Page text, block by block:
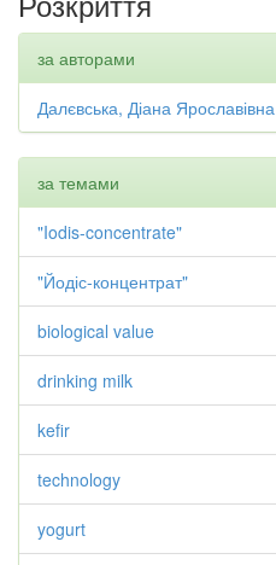
за авторами
Далєвська, Діана Ярославівна
за темами
"Iodis-concentrate"
"Йодіс-концентрат"
biological value
drinking milk
kefir
technology
yogurt